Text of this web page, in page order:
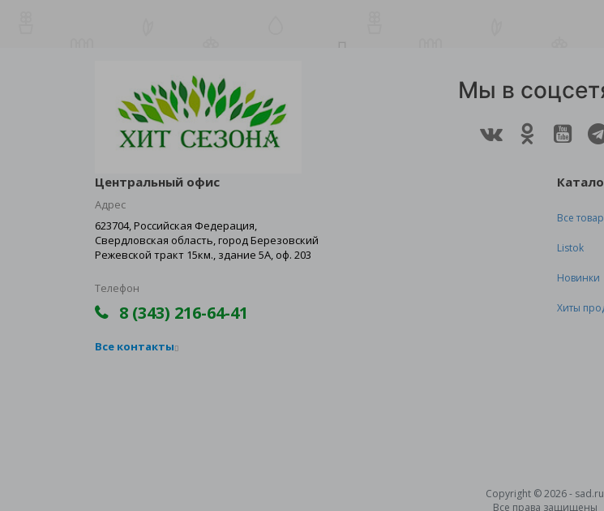
Мы в
Центральный офис
Адрес
623704, Российская Федерация,
Свердловская область, город Березовский
Режевской тракт 15км., здание 5А, оф. 203
Телефон
8 (343) 216-64-41
Все контакты
Все
Listok
Новинки
Хиты
Copyright © 2026 - sad.ru
Все права защищены